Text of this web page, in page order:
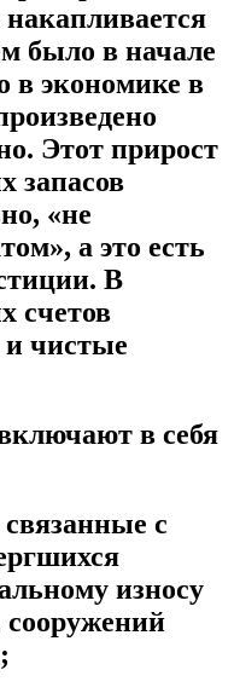
накапливается
было в начале
в экономике в
Этот прирост
запасов
«не
а это есть
В
счетов
и чистые
в себя
с
износу